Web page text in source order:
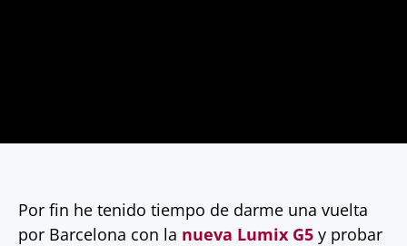
Por fin he tenido tiempo de darme una vuelta
por Barcelona con la nueva Lumix G5 y probar